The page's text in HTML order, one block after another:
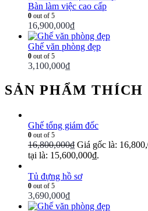
Bàn làm việc cao cấp
0 out of 5
16,900,000₫
Ghế văn phòng đẹp
0 out of 5
3,100,000₫
SẢN PHẨM THÍCH
Ghế tổng giám đốc
0 out of 5
16,800,000₫ Giá gốc là:
tại là: 15,600,000₫.
Tủ đựng hồ sơ
0 out of 5
3,690,000₫